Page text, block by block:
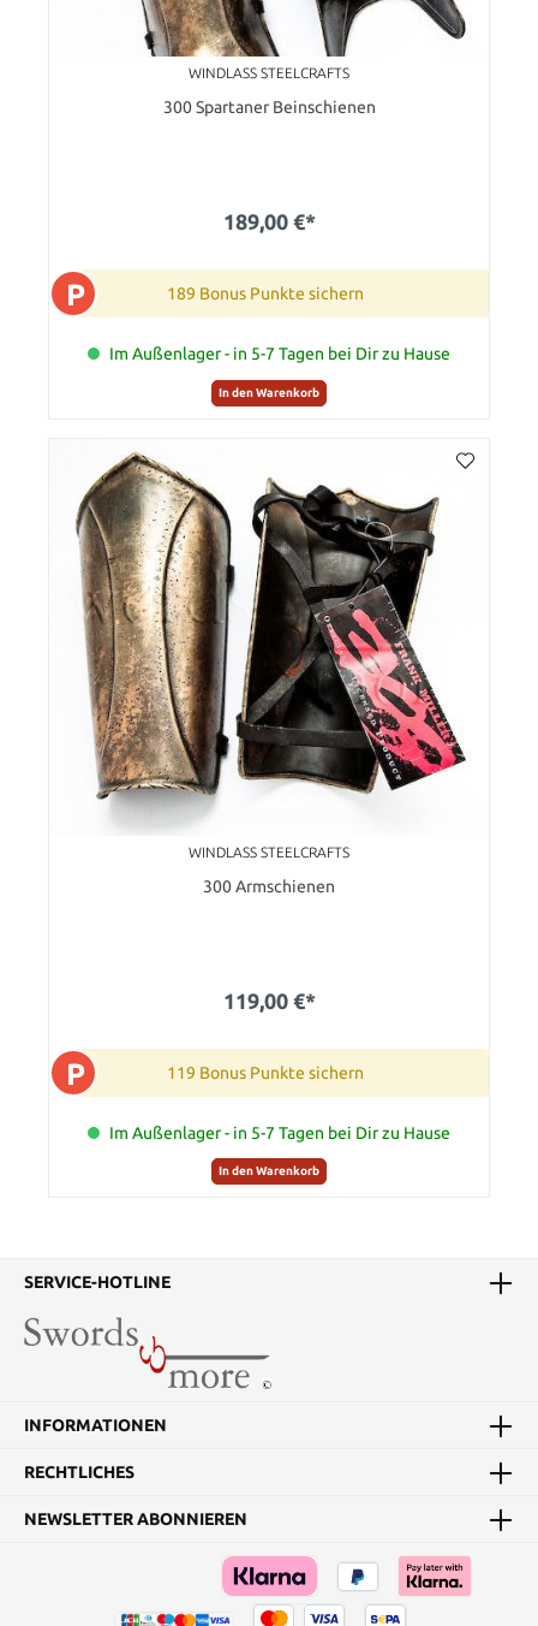
WINDLASS STEELCRAFTS
300 Spartaner Beinschienen
189,00 €*
P 189 Bonus Punkte sichern
Im Außenlager - in 5-7 Tagen bei Dir zu Hause
In den Warenkorb
WINDLASS STEELCRAFTS
300 Armschienen
119,00 €*
P 119 Bonus Punkte sichern
Im Außenlager - in 5-7 Tagen bei Dir zu Hause
In den Warenkorb
SERVICE-HOTLINE
INFORMATIONEN
RECHTLICHES
NEWSLETTER ABONNIEREN